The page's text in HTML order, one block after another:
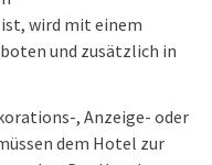
wird mit einem
und zusätzlich in
, Anzeige- oder
dem Hotel zur